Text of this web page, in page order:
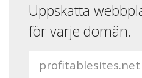
Uppskatta
för varje domän.